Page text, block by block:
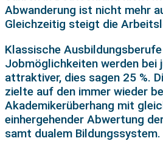
Abwanderung ist nicht mehr
Gleichzeitig steigt die
Klassische
Jobmöglichkeiten werden bei
attraktiver, dies sagen 25 %.
zielte auf den immer wieder
Akademikerüberhang mit
einhergehender Abwertung
samt dualem Bildungssystem.